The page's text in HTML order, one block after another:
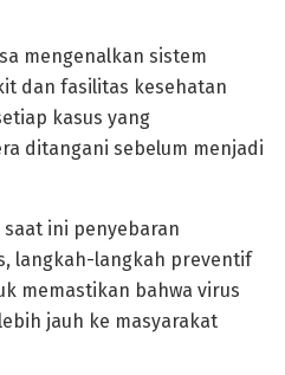
mengenalkan sistem
dan fasilitas kesehatan
kasus yang
ditangani sebelum menjadi
ini penyebaran
langkah-langkah preventif
memastikan bahwa virus
jauh ke masyarakat